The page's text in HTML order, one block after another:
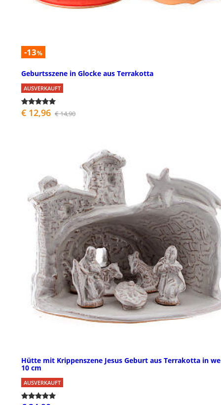
-13%
Geburtsszene in Glocke aus Terrakotta
AUSVERKAUFT
€ 12,96 € 14,90
Hütte mit Krippenszene Jesus Geburt aus Terrakotta in
10 cm
AUSVERKAUFT